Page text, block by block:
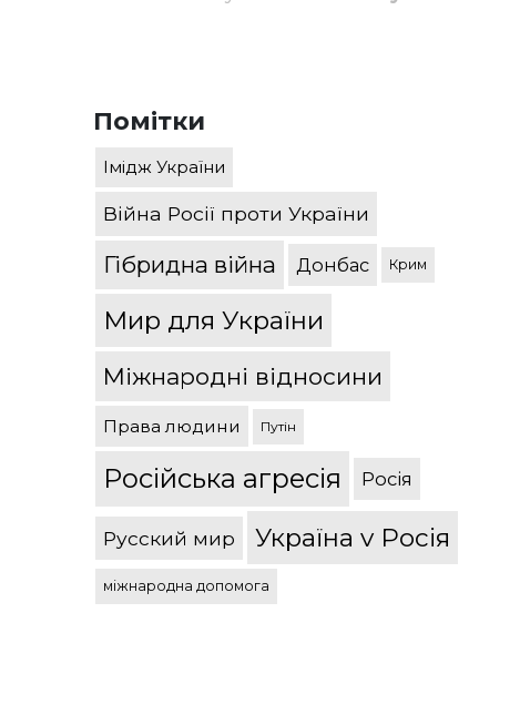
Помітки
Імідж України
Війна Росії проти України
Гібридна війна Донбас Крим
Мир для України
Міжнародні відносини
Права людини Путін
Російська агресія Росія
Русский мир Україна v Росія
міжнародна допомога